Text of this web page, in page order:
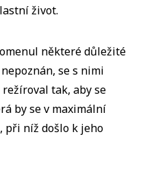
život.
některé důležité
se s nimi
režíroval tak, aby se
by se v maximální
při níž došlo k jeho